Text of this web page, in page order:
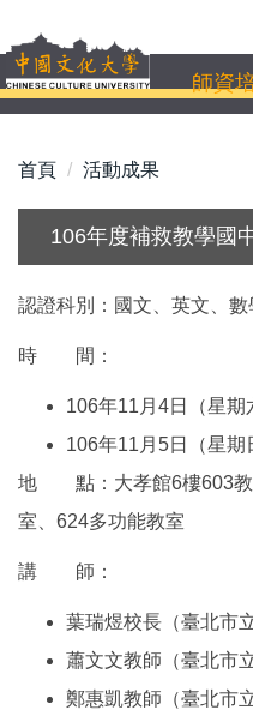
到
主
要
容
師資
首頁 活動成果
106年度補救教學國
認證科別：國文、英文、數
時 間：
106年11月4日（星期
106年11月5日（星期
地 點：大孝館6樓603教
室、624多功能教室
講 師：
葉瑞煜校長（臺北市
蕭文文教師（臺北市
鄭惠凱教師（臺北市